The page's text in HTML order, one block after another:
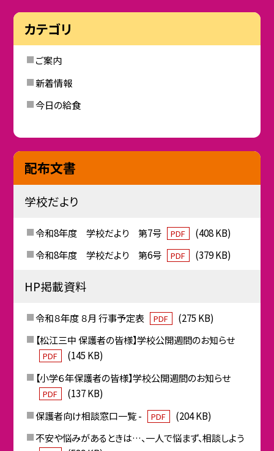
カテゴリ
ご案内
新着情報
今日の給食
配布文書
学校だより
令和8年度 学校だより 第7号 PDF
(408 KB)
令和8年度 学校だより 第6号
PDF (379 KB)
HP掲載資料
令和８年度 ８月 行事予定表 PDF
(275 KB)
【松江三中 保護者の皆様】学校公開週間のお知らせ
PDF
(145 KB)
【小学６年保護者の皆様】学校公開週間のお知らせ
PDF
(137 KB)
保護者向け相談窓口一覧 -
PDF
(204 KB)
不安や悩みがあるときは…、一人で悩まず、相談しよう